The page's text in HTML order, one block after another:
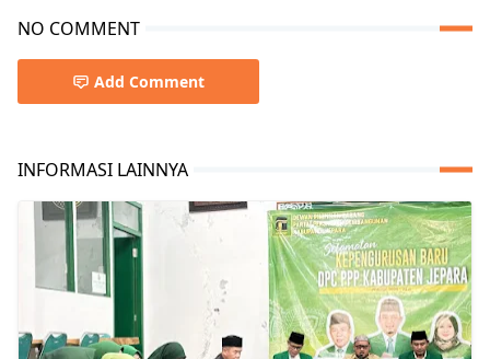
NO COMMENT
Add Comment
INFORMASI LAINNYA